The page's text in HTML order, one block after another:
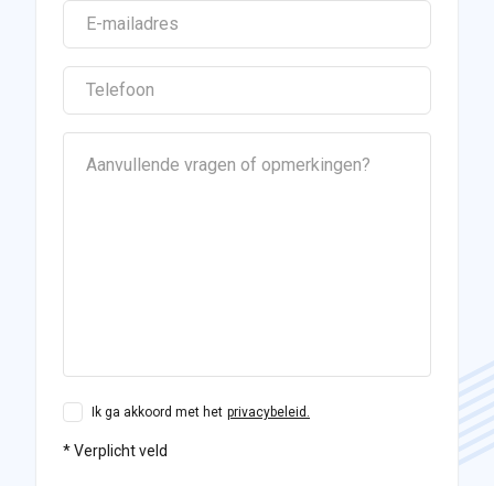
Ik ga akkoord met het privacybeleid.
* Verplicht veld